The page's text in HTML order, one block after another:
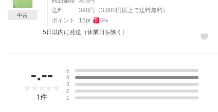
送料
398 円 （3,000 円以上で送料無料）
ポイント
15pt 5%
5日以内に発送（休業日を除く）
中古
-.--
1件
5
4
3
2
1